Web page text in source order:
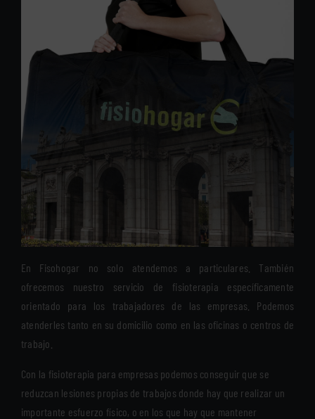
En Fisohogar no solo atendemos a particulares. También
ofrecemos nuestro servicio de fisioterapia específicamente
orientado para los trabajadores de las empresas. Podemos
atenderles tanto en su domicilio como en las oficinas o centros de
trabajo.
Con la fisioterapia para empresas podemos conseguir que se
reduzcan lesiones propias de trabajos donde hay que realizar un
importante esfuerzo físico, o en los que hay que mantener